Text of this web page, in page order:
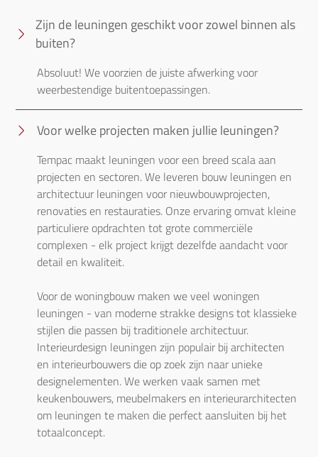
Zijn de leuningen geschikt voor zowel binnen als
buiten?
Absoluut! We voorzien de juiste afwerking voor
weerbestendige buitentoepassingen.
Voor welke projecten maken jullie leuningen?
Tempac maakt leuningen voor een breed scala aan
projecten en sectoren. We leveren bouw leuningen en
architectuur leuningen voor nieuwbouwprojecten,
renovaties en restauraties. Onze ervaring omvat kleine
particuliere opdrachten tot grote commerciële
complexen - elk project krijgt dezelfde aandacht voor
detail en kwaliteit.
Voor de woningbouw maken we veel woningen
leuningen - van moderne strakke designs tot klassieke
stijlen die passen bij traditionele architectuur.
Interieurdesign leuningen zijn populair bij architecten
en interieurbouwers die op zoek zijn naar unieke
designelementen. We werken vaak samen met
keukenbouwers, meubelmakers en interieurarchitecten
om leuningen te maken die perfect aansluiten bij het
totaalconcept.